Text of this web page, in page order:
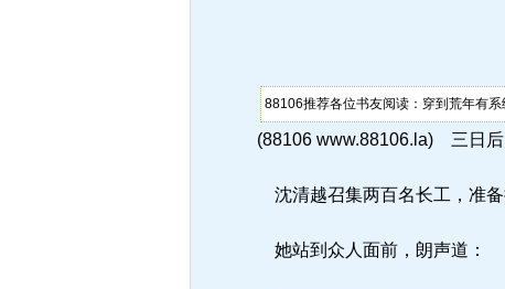
88106推荐各位书友阅读：穿到荒年有
(88106 www.88106.la) 三日后
沈清越召集两百名长工，准备
她站到众人面前，朗声道：